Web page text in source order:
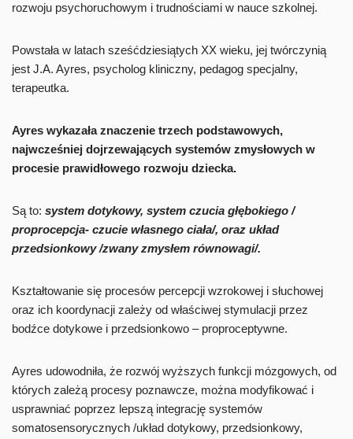
rozwoju psychoruchowym i trudnościami w nauce szkolnej.
Powstała w latach sześćdziesiątych XX wieku, jej twórczynią
jest J.A. Ayres, psycholog kliniczny, pedagog specjalny,
terapeutka.
Ayres wykazała znaczenie trzech podstawowych,
najwcześniej dojrzewających systemów zmysłowych w
procesie prawidłowego rozwoju dziecka.
Są to: system dotykowy, system czucia głębokiego /
proprocepcja- czucie własnego ciała/, oraz układ
przedsionkowy /zwany zmysłem równowagi/.
Kształtowanie się procesów percepcji wzrokowej i słuchowej
oraz ich koordynacji zależy od właściwej stymulacji przez
bodźce dotykowe i przedsionkowo – proproceptywne.
Ayres udowodniła, że rozwój wyższych funkcji mózgowych, od
których zależą procesy poznawcze, można modyfikować i
usprawniać poprzez lepszą integrację systemów
somatosensorycznych /układ dotykowy, przedsionkowy,